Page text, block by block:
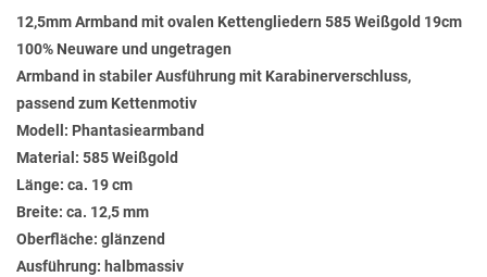
12,5mm Armband mit ovalen Kettengliedern 585 Weißgold 19cm
100% Neuware und ungetragen
Armband in stabiler Ausführung mit Karabinerverschluss,
passend zum Kettenmotiv
Modell: Phantasiearmband
Material: 585 Weißgold
Länge: ca. 19 cm
Breite: ca. 12,5 mm
Oberfläche: glänzend
Ausführung: halbmassiv